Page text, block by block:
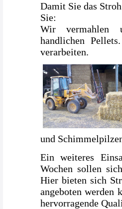
Damit Sie das
Sie:
Wir vermahlen
handlichen
verarbeiten.
und
Ein weiteres
Wochen sollen
Hier bieten sich
angeboten werden
hervorragende